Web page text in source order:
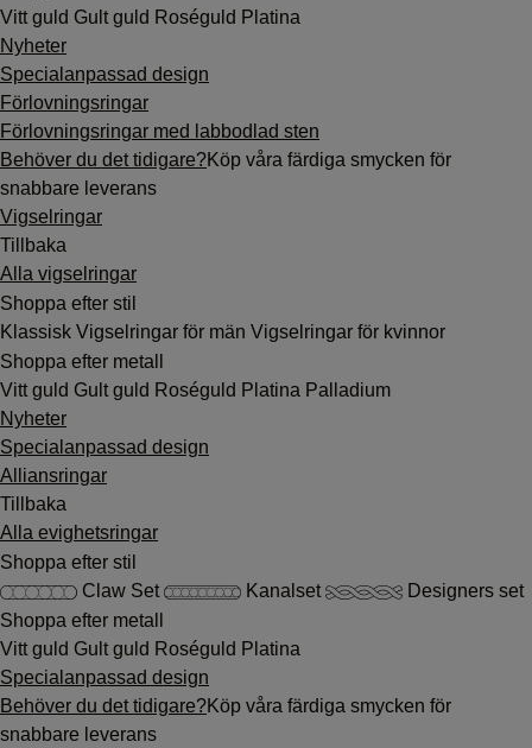
Vitt guld Gult guld Roséguld Platina
Nyheter
Specialanpassad design
Förlovningsringar
Förlovningsringar med labbodlad sten
Behöver du det tidigare?Köp våra färdiga smycken för
snabbare leverans
Vigselringar
Tillbaka
Alla vigselringar
Shoppa efter stil
Klassisk Vigselringar för män Vigselringar för kvinnor
Shoppa efter metall
Vitt guld Gult guld Roséguld Platina Palladium
Nyheter
Specialanpassad design
Alliansringar
Tillbaka
Alla evighetsringar
Shoppa efter stil
Claw Set
Kanalset
Designers set
Shoppa efter metall
Vitt guld Gult guld Roséguld Platina
Specialanpassad design
Behöver du det tidigare?Köp våra färdiga smycken för
snabbare leverans